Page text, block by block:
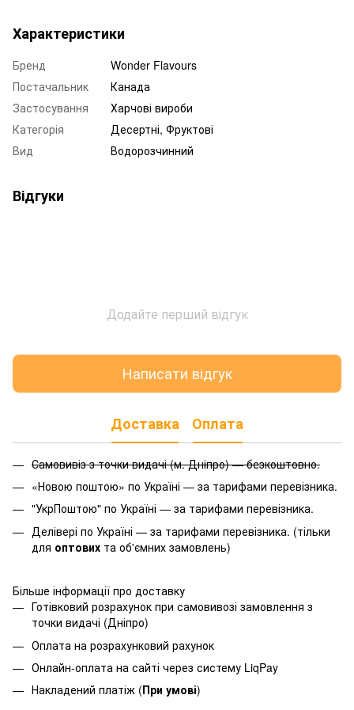
Характеристики
Бренд
Wonder Flavours
Постачальник
Канада
Застосування
Харчові вироби
Категорія
Десертні, Фруктові
Вид
Водорозчинний
Відгуки
Додайте перший відгук
Написати відгук
Доставка Оплата
Самовивіз з точки видачі (м. Дніпро) — безкоштовно.
«Новою поштою» по Україні — за тарифами перевізника.
"УкрПоштою" по Україні — за тарифами перевізника.
Делівері по Україні — за тарифами перевізника. (тільки
для оптових та об'ємних замовлень)
Більше інформації про доставку
Готівковий розрахунок при самовивозі замовлення з
точки видачі (Дніпро)
Оплата на розрахунковий рахунок
Онлайн-оплата на сайті через систему LiqPay
Накладений платіж (При умові)